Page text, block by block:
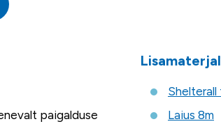
paigalduse
Laius 8m